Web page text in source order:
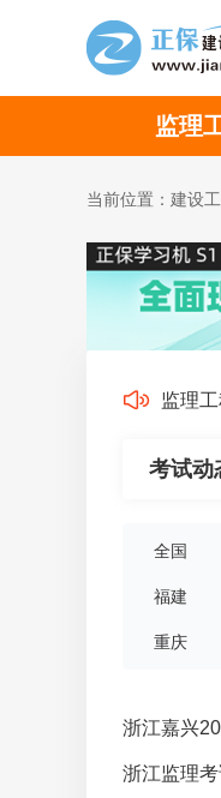
监理
当前位置： 建设
监理
考试动
全国
福建
重庆
浙江嘉兴
浙江监理